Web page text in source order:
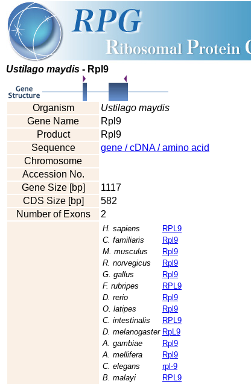
Ustilago maydis - Rpl9
Organism
Ustilago maydis
Gene Name
Rpl9
Product
Rpl9
Sequence
gene / cDNA / amino acid
Chromosome
Accession No.
Gene Size [bp]
1117
CDS Size [bp]
582
Number of Exons
2
H. sapiens
RPL9
C. familiaris
Rpl9
M. musculus
Rpl9
R. norvegicus
Rpl9
G. gallus
Rpl9
F. rubripes
RPL9
D. rerio
Rpl9
O. latipes
Rpl9
C. intestinalis
RPL9
D. melanogaster RpL9
A. gambiae
Rpl9
A. mellifera
Rpl9
C. elegans
rpl-9
B. malayi
RPL9